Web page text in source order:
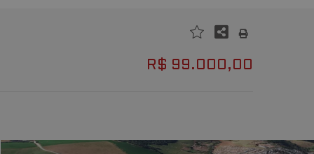
R$ 99.000,00